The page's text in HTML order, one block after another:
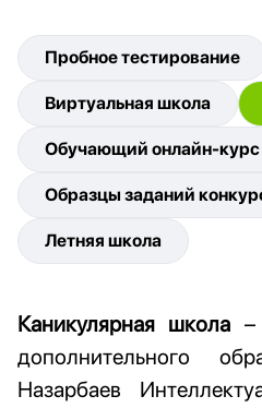
Пробное тестирование
Виртуальная школа
Обучающий онлайн-курс
Образцы заданий
Летняя школа
Каникулярная школа –
дополнительного
Назарбаев